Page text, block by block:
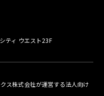
ティ ウエスト23F
ス株式会社が運営する法人向け